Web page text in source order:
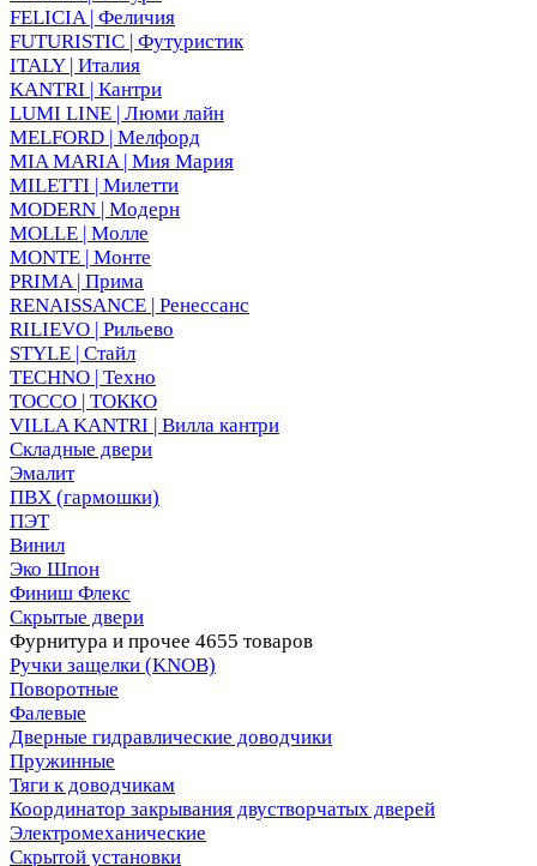
FELICIA | Феличия
FUTURISTIC | Футуристик
ITALY | Италия
KANTRI | Кантри
LUMI LINE | Люми лайн
MELFORD | Мелфорд
MIA MARIA | Мия Мария
MILETTI | Милетти
MODERN | Модерн
MOLLE | Молле
MONTE | Монте
PRIMA | Прима
RENAISSANCE | Ренессанс
RILIEVO | Рильево
STYLE | Стайл
TECHNO | Техно
TOCCO | ТОККО
VILLA KANTRI | Вилла кантри
Складные двери
Эмалит
ПВХ (гармошки)
ПЭТ
Винил
Эко Шпон
Финиш Флекс
Скрытые двери
Фурнитура и прочее 4655 товаров
Ручки защелки (KNOB)
Поворотные
Фалевые
Дверные гидравлические доводчики
Пружинные
Тяги к доводчикам
Координатор закрывания двустворчатых дверей
Электромеханические
Скрытой установки